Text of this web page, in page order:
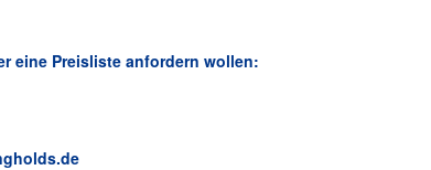
eine Preisliste anfordern wollen: